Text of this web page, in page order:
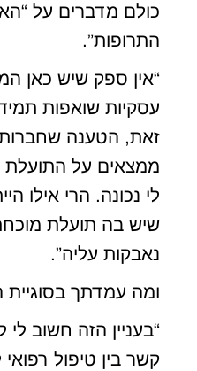
כולם מדברים על
התרופות”.
“אין ספק שיש כאן
עסקיות שואפות
זאת, הטענה
ממצאים על התועלת
לי נכונה. הרי אילו
שיש בה תועלת
נאבקות עליה”.
ומה עמדתך בסוגיית
“בעניין הזה חשוב לי
קשר בין טיפול רפואי